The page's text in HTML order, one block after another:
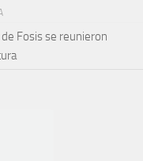
Fosis se reunieron